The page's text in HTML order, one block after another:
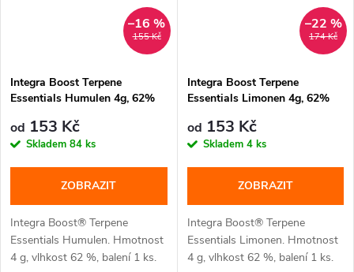
155 Kč
–16 %
Integra Boost Terpene
Essentials Humulen 4g, 62%
od 153 Kč
Skladem 84 ks
ZOBRAZIT
Integra Boost® Terpene
Essentials Humulen. Hmotnost
4 g, vlhkost 62 %, balení 1 ks.
174 Kč
–22 %
Integra Boost Terpene
Essentials Limonen 4g, 62%
od 153 Kč
Skladem 4 ks
ZOBRAZIT
Integra Boost® Terpene
Essentials Limonen. Hmotnost
4 g, vlhkost 62 %, balení 1 ks.